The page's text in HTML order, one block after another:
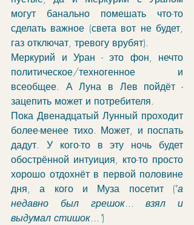
могут банально помешать что-то
сделать важное (света вот не будет,
газ отключат, тревогу врубят).
Меркурий и Уран - это фон, нечто
политическое/техногенное и
всеобщее. А Луна в Лев пойдёт -
зацепить может и потребителя.
Пока Двенадцатый Лунный проходит
более-менее тихо. Может, и поспать
дадут. У кого-то в эту ночь будет
обострённой интуиция, кто-то просто
хорошо отдохнёт в первой половине
дня, а кого и Муза посетит ("а
недавно был грешок... взял и
выдумал стишок...")